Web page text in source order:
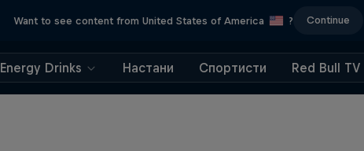
Want to see content from United States of America ? Continue
Energy Drinks Настани Спортисти Red Bull TV